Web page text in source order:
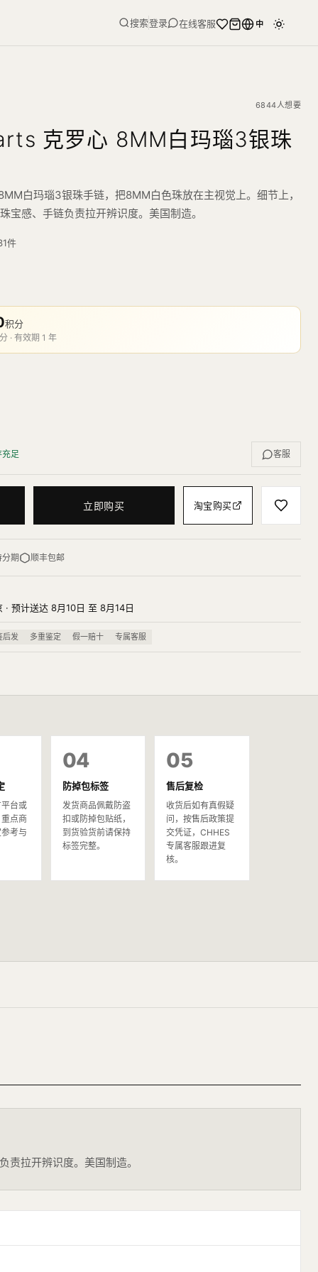
搜索登录 在线客服 中
6844人想要
克罗心 8MM白玛瑙3银珠
白玛瑙3银珠手链，把8MM白色珠放在主视觉上。细节上，
宝感、手链负责拉开辨识度。美国制造。
件
积分
· 有效期 1 年
充足 客服
立即购买 淘宝购买
分期 顺丰包邮
· 预计送达 8月10日 至 8月14日
后发 多重鉴定 假一赔十 专属客服
台或
点商
考与
04
防掉包标签
发货商品佩戴防盗
扣或防掉包贴纸，
到货验货前请保持
标签完整。
05
售后复检
收货后如有真假疑
问，按售后政策提
交凭证，CHHES
专属客服跟进复
核。
拉开辨识度。美国制造。